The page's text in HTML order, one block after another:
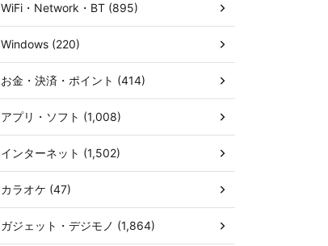
WiFi・Network・BT (895)
Windows (220)
お金・決済・ポイント (414)
アプリ・ソフト (1,008)
インターネット (1,502)
カラオケ (47)
ガジェット・デジモノ (1,864)